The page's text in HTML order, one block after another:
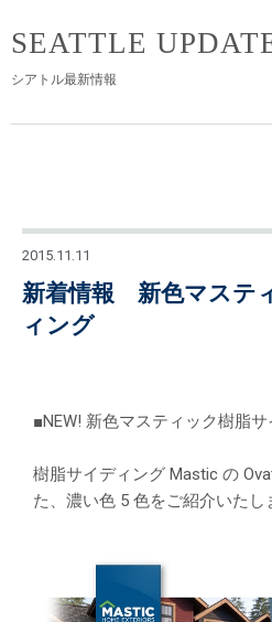
SEATTLE
シアトル最新情報
2015.11.11
新着情報 新色マステ
ィング
■NEW! 新色マスティック樹脂
樹脂サイディング Mastic の
た、濃い色 5 色をご紹介いたし